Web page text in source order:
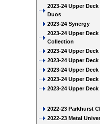
2023-24 Upper
Duos
2023-24 Synergy
2023-24 Upper
Collection
2023-24 Upper
2023-24 Upper
2023-24 Upper
2023-24 Upper
2023-24 Upper Deck
2022-23 Parkhurst
2022-23 Metal